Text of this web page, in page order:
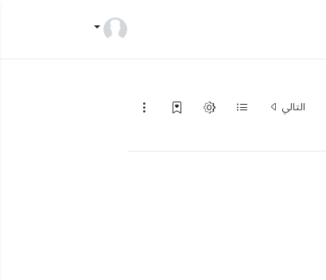
التالي